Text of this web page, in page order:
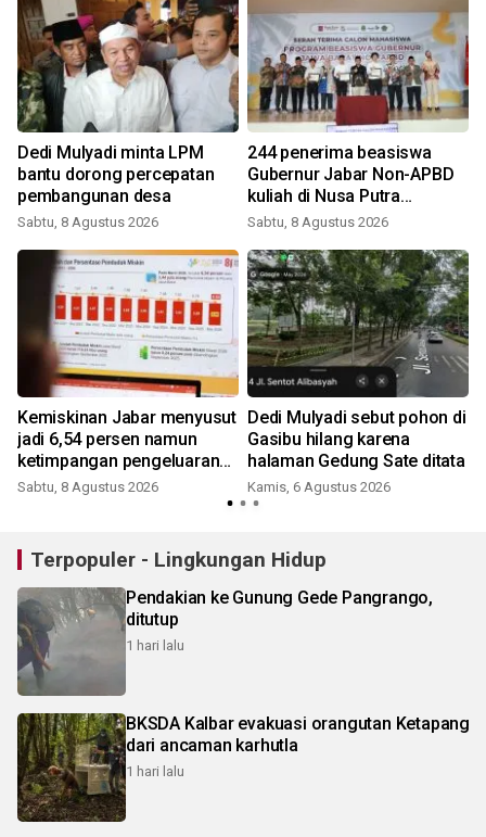
Dedi Mulyadi minta LPM
bantu dorong percepatan
pembangunan desa
Sabtu, 8 Agustus 2026
244 penerima beasiswa
Gubernur Jabar Non-APBD
kuliah di Nusa Putra
University
Sabtu, 8 Agustus 2026
Kemiskinan Jabar menyusut
jadi 6,54 persen namun
ketimpangan pengeluaran
meningkat
Sabtu, 8 Agustus 2026
Dedi Mulyadi sebut pohon di
Gasibu hilang karena
halaman Gedung Sate ditata
Kamis, 6 Agustus 2026
Terpopuler - Lingkungan Hidup
Pendakian ke Gunung Gede Pangrango,
ditutup
1 hari lalu
BKSDA Kalbar evakuasi orangutan Ketapang
dari ancaman karhutla
1 hari lalu